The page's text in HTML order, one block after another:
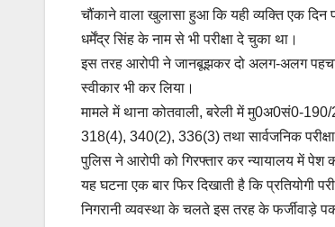
चौंकाने वाला खुलासा हुआ कि यही व्यक्ति एक दिन
धर्मेंद्र सिंह के नाम से भी परीक्षा दे चुका था।
इस तरह आरोपी ने जानबूझकर दो अलग-अलग
स्वीकार भी कर लिया।
मामले में थाना कोतवाली, बरेली में मु0अ0सं0-190/
318(4), 340(2), 336(3) तथा सार्वजनिक
पुलिस ने आरोपी को गिरफ्तार कर न्यायालय में पेश
यह घटना एक बार फिर दिखाती है कि प्रतियोगी
निगरानी व्यवस्था के चलते इस तरह के फर्जीवाड़े